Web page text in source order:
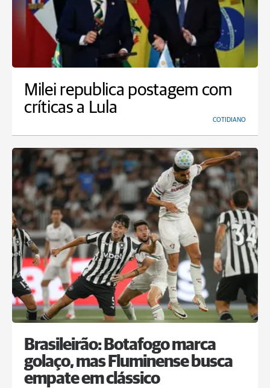
Milei republica postagem com
críticas a Lula
COTIDIANO
Brasileirão: Botafogo marca
golaço, mas Fluminense busca
empate em clássico